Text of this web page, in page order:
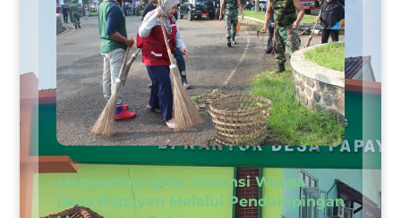
Mengembangkan Potensi Warga
Desa Papayan Melalui Pendampingan